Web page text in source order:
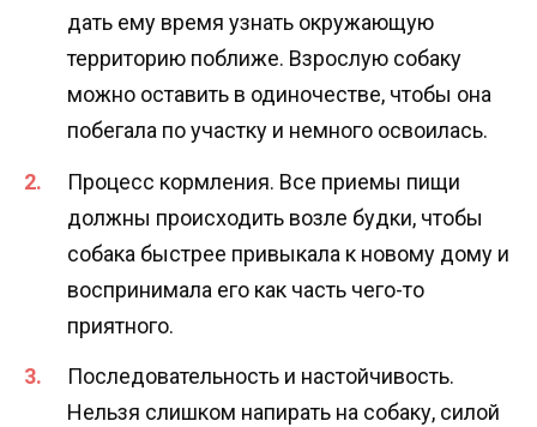
дать ему время узнать окружающую
территорию поближе. Взрослую собаку
можно оставить в одиночестве, чтобы она
побегала по участку и немного освоилась.
Процесс кормления. Все приемы пищи
должны происходить возле будки, чтобы
собака быстрее привыкала к новому дому и
воспринимала его как часть чего-то
приятного.
Последовательность и настойчивость.
Нельзя слишком напирать на собаку, силой